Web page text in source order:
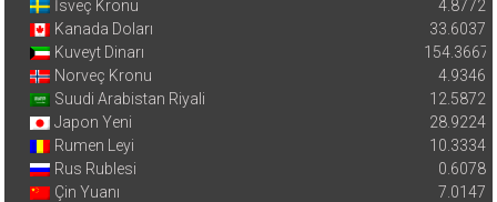
İsveç Kronu
4.8772
Kanada Doları
33.6037
Kuveyt Dinarı
154.3667
Norveç Kronu
4.9346
Suudi Arabistan Riyali
12.5872
Japon Yeni
28.9224
Rumen Leyi
10.3334
Rus Rublesi
0.6078
Çin Yuanı
7.0147